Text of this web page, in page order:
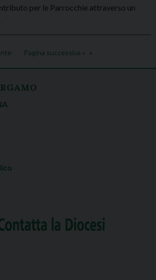
per le Parrocchie attraverso un
Pagina successiva »